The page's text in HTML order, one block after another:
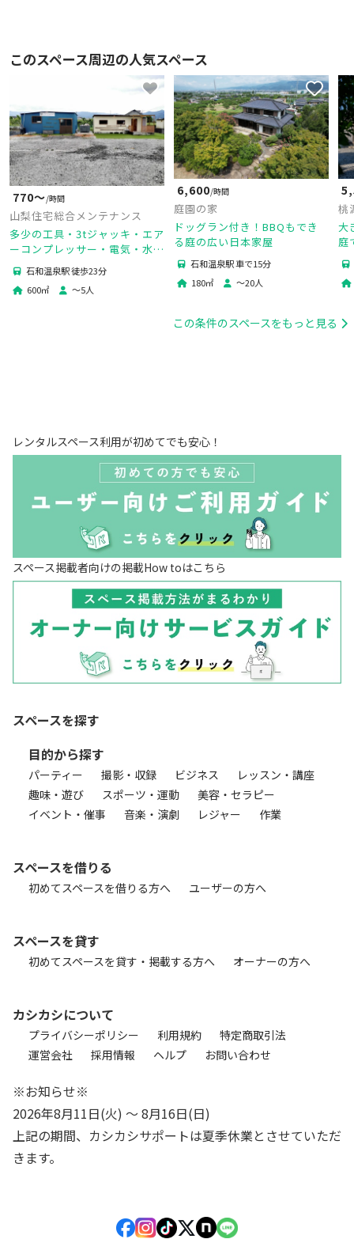
このスペース周辺の人気スペース
770〜/時間
山梨住宅総合メンテナンス
多少の工具・3tジャッキ・エア
ーコンプレッサー・電気・水
道・トイレあり。広々使えま
す。
石和温泉駅 徒歩23分
600㎡ 〜5人
6,600/時間
庭園の家
ドッグラン付き！BBQもでき
る庭の広い日本家屋
石和温泉駅 車で15分
180㎡ 〜20人
桃
大
庭
この条件のスペースをもっと見る
レンタルスペース利用が初めてでも安心！
スペース掲載者向けの掲載How toはこちら
スペースを探す
目的から探す
パーティー 撮影・収録 ビジネス
レッスン・講座
趣味・遊び
スポーツ・運動
美容・セラピー
イベント・催事
音楽・演劇 レジャー 作業
スペースを借りる
初めてスペースを借りる方へ ユーザーの方へ
スペースを貸す
初めてスペースを貸す・掲載する方へ オーナーの方へ
カシカシについて
プライバシーポリシー 利用規約
特定商取引法
運営会社
採用情報 ヘルプ お問い合わせ
※お知らせ※
2026年8月11日(火) 〜 8月16日(日)
上記の期間、カシカシサポートは夏季休業とさせていただ
きます。